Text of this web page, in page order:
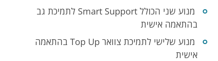
מנוע שני הכולל Smart Support לתמיכת גב
בהתאמה אישית
מנוע שלישי לתמיכת צוואר Top Up בהתאמה
אישית